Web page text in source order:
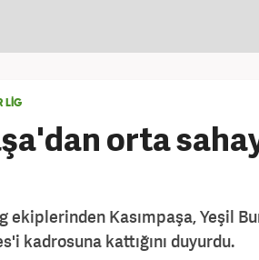
LİG
orta
ekiplerinden Kasımpaşa, Yeşil
kadrosuna kattığını duyurdu.